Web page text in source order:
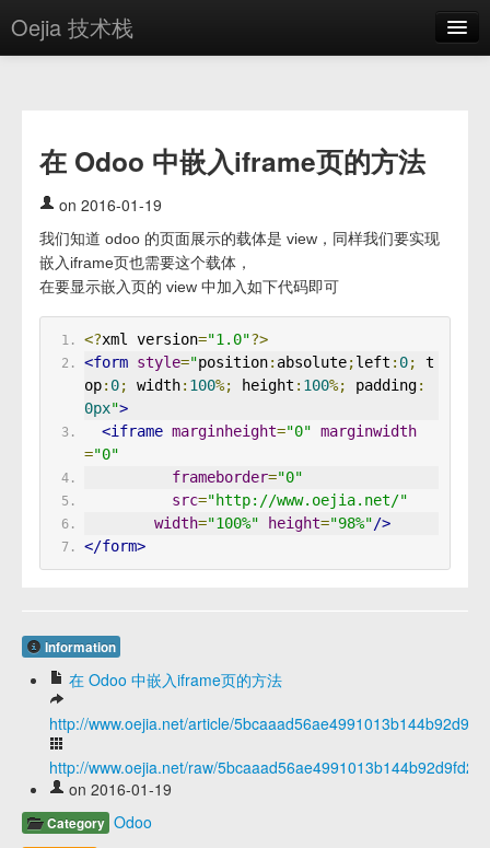
Oejia 技术栈
方案
OE学院
分享
关于
编辑器
在 Odoo 中嵌入iframe页的方法
on 2016-01-19
我们知道 odoo 的页面展示的载体是 view，同样我们要实现
嵌入iframe页也需要这个载体，
在要显示嵌入页的 view 中加入如下代码即可
<?xml version="1.0"?>
<form style="position: absolute;left : 0;
t
op: 0; width: 100%; height : 100%; padding:
0px">
<iframe marginheight="0" marginwidth
="0"
frameborder="0"
src="http://www.oejia.net/"
width="100%" height="98%"/>
</form>
Information
在 Odoo 中嵌入iframe页的方法
http://www.oejia.net/article/
http://www.oejia.net/raw/
on 2016-01-19
Category Odoo